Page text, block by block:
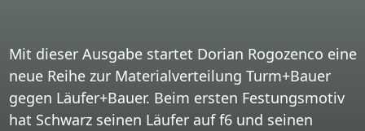
Mit dieser Ausgabe startet Dorian Rogozenco eine
neue Reihe zur Materialverteilung Turm+Bauer
gegen Läufer+Bauer. Beim ersten Festungsmotiv
hat Schwarz seinen Läufer auf f6 und seinen